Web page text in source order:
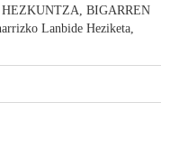
BIGARREN
Lanbide Heziketa,